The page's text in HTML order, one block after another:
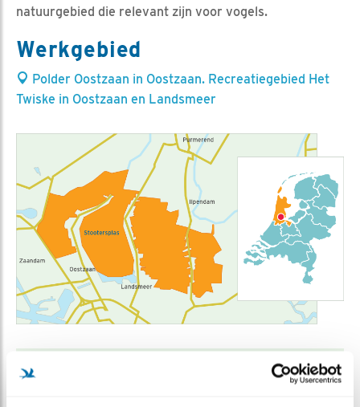
natuurgebied die relevant zijn voor vogels.
Werkgebied
Polder Oostzaan in Oostzaan. Recreatiegebied Het
Twiske in Oostzaan en Landsmeer
Bernard Ebbelaar: